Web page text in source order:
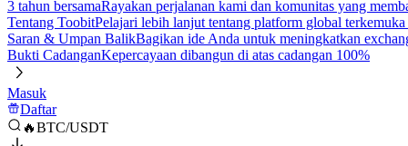
3 tahun bersamaRayakan perjalanan kami dan komunitas yang
Tentang ToobitPelajari lebih lanjut tentang platform global terkemuka
Saran & Umpan BalikBagikan ide Anda untuk meningkatkan
Bukti CadanganKepercayaan dibangun di atas cadangan 100%
Masuk
Daftar
🔥BTC/USDT